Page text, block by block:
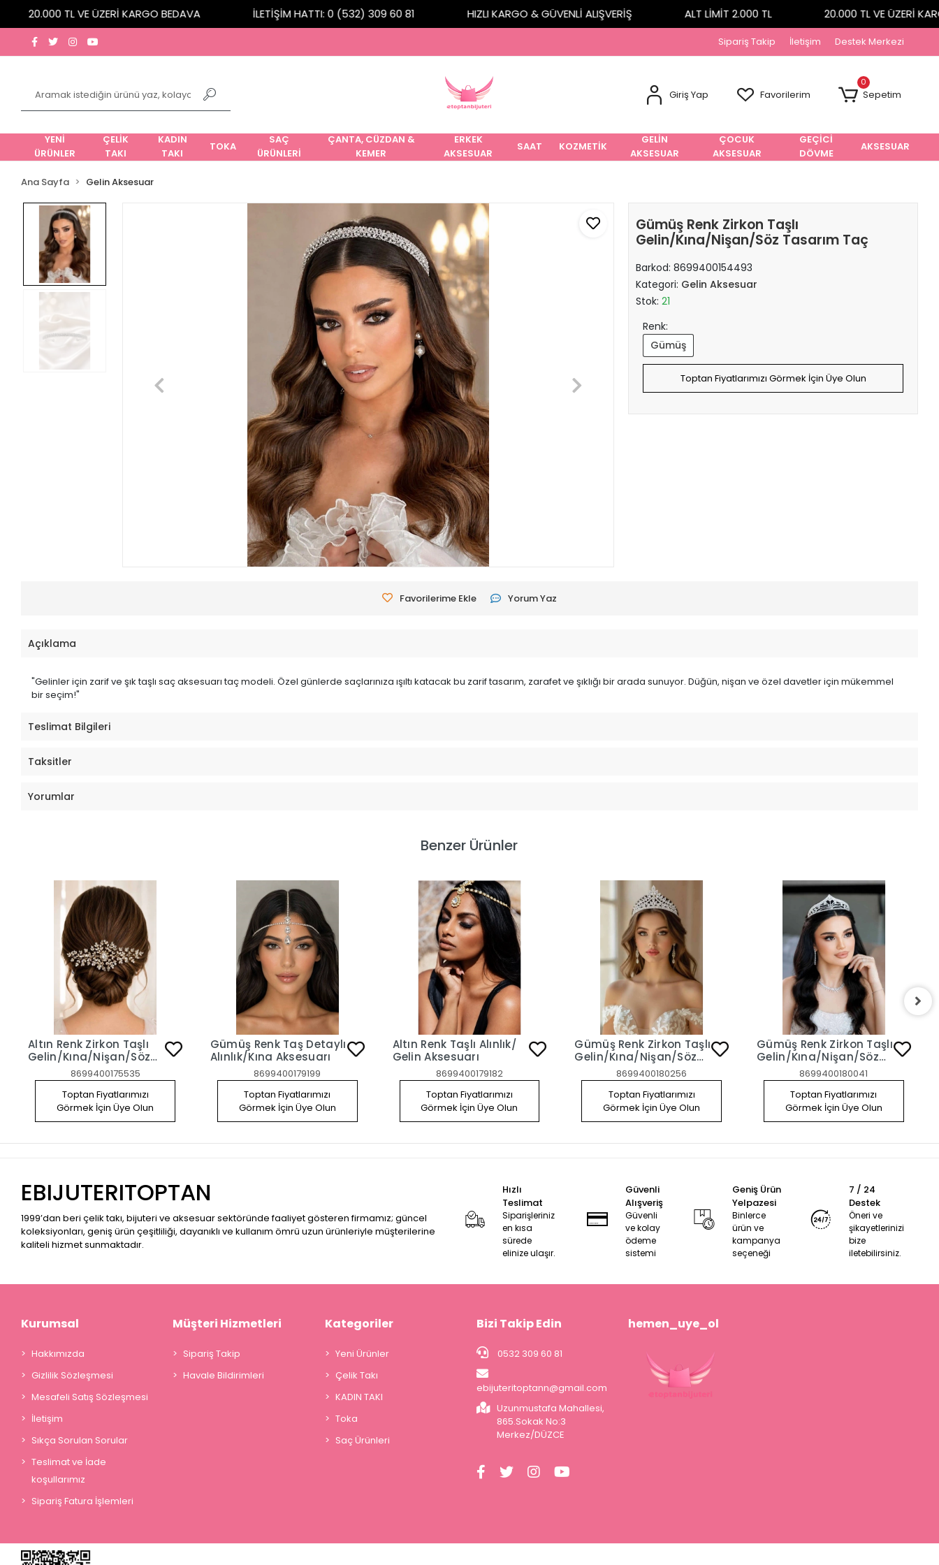
20.000 TL VE ÜZERİ KARGO BEDAVA İLETİŞİM HATTI: 0 (532) 309 60 81 HIZLI KARGO & GÜVENLİ ALIŞVERİŞ ALT LİMİT 2.000 TL 20.000 TL VE ÜZERİ
Sipariş Takip İletişim Destek Merkezi
Giriş Yap Favorilerim
0
Sepetim
YENİ
ÜRÜNLER
ÇELİK
TAKI
KADIN
TAKI
TOKA
SAÇ
ÜRÜNLERİ
ÇANTA, CÜZDAN &
KEMER
ERKEK
AKSESUAR
SAAT KOZMETİK
GELİN
AKSESUAR
ÇOCUK
AKSESUAR
GEÇİCİ
DÖVME
AKSESUAR
Ana Sayfa Gelin Aksesuar
Gümüş Renk Zirkon Taşlı
Gelin/Kına/Nişan/Söz Tasarım Taç
Barkod:8699400154493
Kategori: Gelin Aksesuar
Stok:21
Renk:
Gümüş
Toptan Fiyatlarımızı Görmek İçin Üye Olun
Favorilerime Ekle Yorum Yaz
Açıklama
"Gelinler için zarif ve şık taşlı saç aksesuarı taç modeli. Özel günlerde saçlarınıza ışıltı katacak bu zarif tasarım, zarafet ve şıklığı bir arada sunuyor. Düğün, nişan ve özel davetler için mükemmel
bir seçim!"
Teslimat Bilgileri
Taksitler
Yorumlar
Benzer Ürünler
Altın Renk Zirkon Taşlı
Gelin/Kına/Nişan/Söz
Tasarım Saç Aksesuarı
8699400175535
Toptan Fiyatlarımızı
Görmek İçin Üye Olun
Gümüş Renk Taş Detaylı
Alınlık/Kına Aksesuarı
8699400179199
Toptan Fiyatlarımızı
Görmek İçin Üye Olun
Altın Renk Taşlı Alınlık/
Gelin Aksesuarı
8699400179182
Toptan Fiyatlarımızı
Görmek İçin Üye Olun
Gümüş Renk Zirkon Taşlı
Gelin/Kına/Nişan/Söz
Tasarım Taç8699400180256
Toptan Fiyatlarımızı
Görmek İçin Üye Olun
Gümüş Renk Zirkon Taşlı
Gelin/Kına/Nişan/Söz
Tasarım Taç8699400180041
Toptan Fiyatlarımızı
Görmek İçin Üye Olun
EBIJUTERITOPTAN
1999’dan beri çelik takı, bijuteri ve aksesuar sektöründe faaliyet gösteren firmamız; güncel
koleksiyonları, geniş ürün çeşitliliği, dayanıklı ve kullanım ömrü uzun ürünleriyle müşterilerine
kaliteli hizmet sunmaktadır.
Hızlı
Teslimat
Siparişleriniz
en kısa
sürede
elinize ulaşır.
Güvenli
Alışveriş
Güvenli
ve kolay
ödeme
sistemi
Geniş Ürün
Yelpazesi
Binlerce
ürün ve
kampanya
seçeneği
7 / 24
Destek
Öneri ve
şikayetlerinizi
bize
iletebilirsiniz.
Kurumsal
Hakkımızda
Gizlilik Sözleşmesi
Mesafeli Satış Sözleşmesi
İletişim
Sıkça Sorulan Sorular
Teslimat ve İade
koşullarımız
Sipariş Fatura İşlemleri
Müşteri Hizmetleri
Sipariş Takip
Havale Bildirimleri
Kategoriler
Yeni Ürünler
Çelik Takı
KADIN TAKI
Toka
Saç Ürünleri
Bizi Takip Edin
0532 309 60 81
ebijuteritoptann@gmail.com
Uzunmustafa Mahallesi,
865.Sokak No:3
Merkez/DÜZCE
hemen_uye_ol